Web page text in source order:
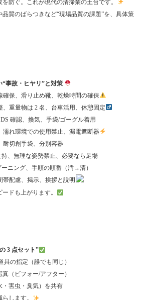
防ぐ。これが現代の清掃業の土台です。
質のばらつきなど“現場品質の課題”を、具体策
事故・ヒヤリ”と対策
確保、滑り止め靴、乾燥時間の確保
重量物は 2 名、台車活用、休憩固定‍
確認、換気、手袋/ゴーグル着用
濡れ環境での使用禁止、漏電遮断器
耐切創手袋、分別容器
、無理な姿勢禁止、必要なら足場
ニング、手順の順番（汚→清）
帯配慮、掲示、挨拶と説明
ドも上がります。
3 点セット”
の指定（誰でも同じ）
（ビフォー/アフター）
害虫・臭気）を共有
します。